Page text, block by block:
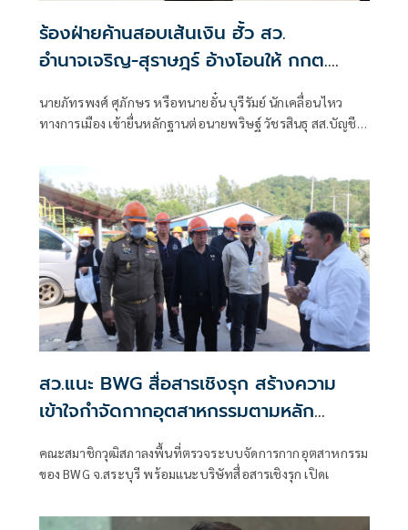
ร้องฝ่ายค้านสอบเส้นเงิน ฮั้ว สว.
อำนาจเจริญ-สุราษฎร์ อ้างโอนให้ กกต.
นายภัทรพงศ์ ศุภักษร หรือทนายอั๋น บุรีรัมย์ นักเคลื่อนไหว
ทางการเมือง เข้ายื่นหลักฐานต่อนายพริษฐ์ วัชรสินธุ สส.บัญชี
สว.แนะ BWG สื่อสารเชิงรุก สร้างความ
เข้าใจกำจัดกากอุตสาหกรรมตามหลัก
คณะสมาชิกวุฒิสภาลงพื้นที่ตรวจระบบจัดการกากอุตสาหกรรม
ของ BWG จ.สระบุรี พร้อมแนะบริษัทสื่อสารเชิงรุก เปิดเ